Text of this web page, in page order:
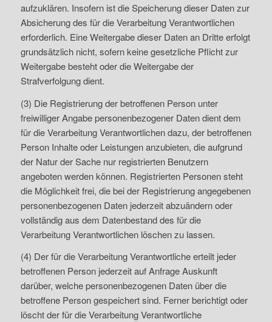
aufzuklären. Insofern ist die Speicherung dieser Daten zur
Absicherung des für die Verarbeitung Verantwortlichen
erforderlich. Eine Weitergabe dieser Daten an Dritte erfolgt
grundsätzlich nicht, sofern keine gesetzliche Pflicht zur
Weitergabe besteht oder die Weitergabe der
Strafverfolgung dient.
(3) Die Registrierung der betroffenen Person unter
freiwilliger Angabe personenbezogener Daten dient dem
für die Verarbeitung Verantwortlichen dazu, der betroffenen
Person Inhalte oder Leistungen anzubieten, die aufgrund
der Natur der Sache nur registrierten Benutzern
angeboten werden können. Registrierten Personen steht
die Möglichkeit frei, die bei der Registrierung angegebenen
personenbezogenen Daten jederzeit abzuändern oder
vollständig aus dem Datenbestand des für die
Verarbeitung Verantwortlichen löschen zu lassen.
(4) Der für die Verarbeitung Verantwortliche erteilt jeder
betroffenen Person jederzeit auf Anfrage Auskunft
darüber, welche personenbezogenen Daten über die
betroffene Person gespeichert sind. Ferner berichtigt oder
löscht der für die Verarbeitung Verantwortliche